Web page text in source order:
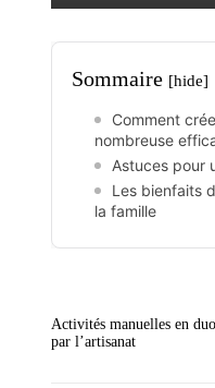
Sommaire [hide]
Comment
nombreuse
Astuces pour
Les bienfaits
la famille
Activités manuelles en
par l’artisanat